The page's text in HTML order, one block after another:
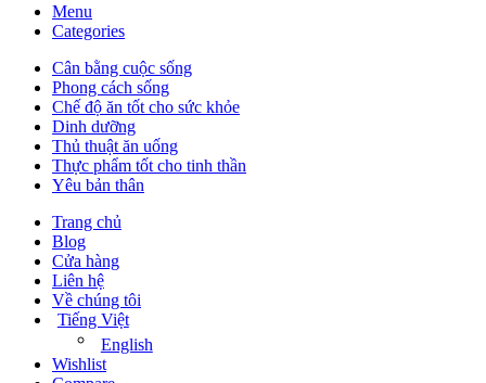
Menu
Categories
Cân bằng cuộc sống
Phong cách sống
Chế độ ăn tốt cho sức khỏe
Dinh dưỡng
Thủ thuật ăn uống
Thực phẩm tốt cho tinh thần
Yêu bản thân
Trang chủ
Blog
Cửa hàng
Liên hệ
Về chúng tôi
Tiếng Việt
English
Wishlist